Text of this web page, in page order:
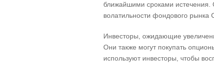
ближайшими сроками истечения.
волатильности фондового рынка
Инвесторы, ожидающие
Они также могут покупать
используют инвесторы, чтобы